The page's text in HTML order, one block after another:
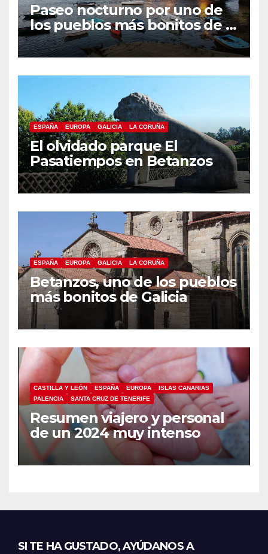
Paseo nocturno por uno de
los pueblos más bonitos de A
Coruña, Puentedeume
ESPAÑA EUROPA GALICIA LA CORUÑA
El olvidado parque El
Pasatiempos en Betanzos
ESPAÑA EUROPA GALICIA LA CORUÑA
Betanzos, uno de los pueblos
más bonitos de Galicia
CASTILLA Y LEÓN ESPAÑA EUROPA
ISLAS CANARIAS
PALENCIA
SANTA CRUZ DE TENERIFE
Resumen viajero y personal
de un 2024 muy intenso
SI TE HA GUSTADO, AYÚDANOS A